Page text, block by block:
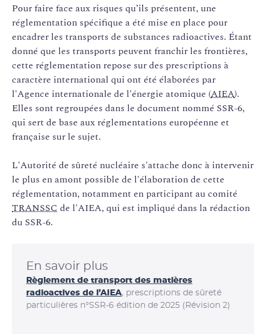
Pour faire face aux risques qu’ils présentent, une
réglementation spécifique a été mise en place pour
encadrer les transports de substances radioactives. Étant
donné que les transports peuvent franchir les frontières,
cette réglementation repose sur des prescriptions à
caractère international qui ont été élaborées par
l'Agence internationale de l'énergie atomique (AIEA).
Elles sont regroupées dans le document nommé SSR-6,
qui sert de base aux réglementations européenne et
française sur le sujet.
L'Autorité de sûreté nucléaire s'attache donc à intervenir
le plus en amont possible de l'élaboration de cette
réglementation, notamment en participant au comité
TRANSSC de l'AIEA, qui est impliqué dans la rédaction
du SSR-6.
En savoir plus
Règlement de transport des matières
radioactives de l’AIEA, prescriptions de sûreté
particulières n°SSR-6 édition de 2025 (Révision 2)